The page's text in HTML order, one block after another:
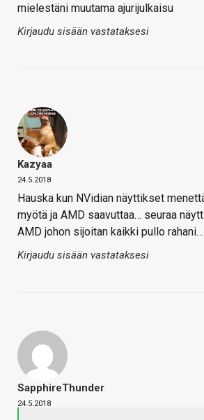
mielestäni muutama ajurijulkaisu
Kirjaudu sisään vastataksesi
Kazyaa
24.5.2018
Hauska kun NVidian näyttikset
myötä ja AMD saavuttaa… seuraa
AMD johon sijoitan kaikki pullo rahani…
Kirjaudu sisään vastataksesi
SapphireThunder
24.5.2018